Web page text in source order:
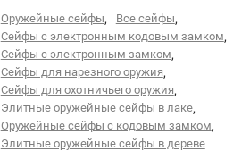
Оружейные сейфы, Все сейфы,
Сейфы с электронным кодовым замком,
Сейфы с электронным замком,
Сейфы для нарезного оружия,
Сейфы для охотничьего оружия,
Элитные оружейные сейфы в лаке,
Оружейные сейфы с кодовым замком,
Элитные оружейные сейфы в дереве